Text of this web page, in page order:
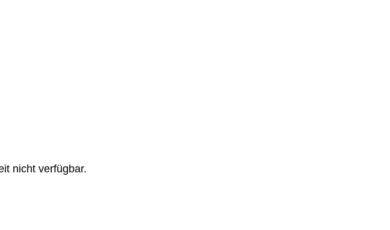
nicht verfügbar.